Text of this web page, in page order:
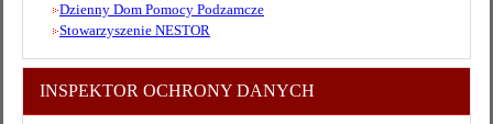
Dzienny Dom Pomocy Podzamcze
Stowarzyszenie NESTOR
INSPEKTOR OCHRONY DANYCH